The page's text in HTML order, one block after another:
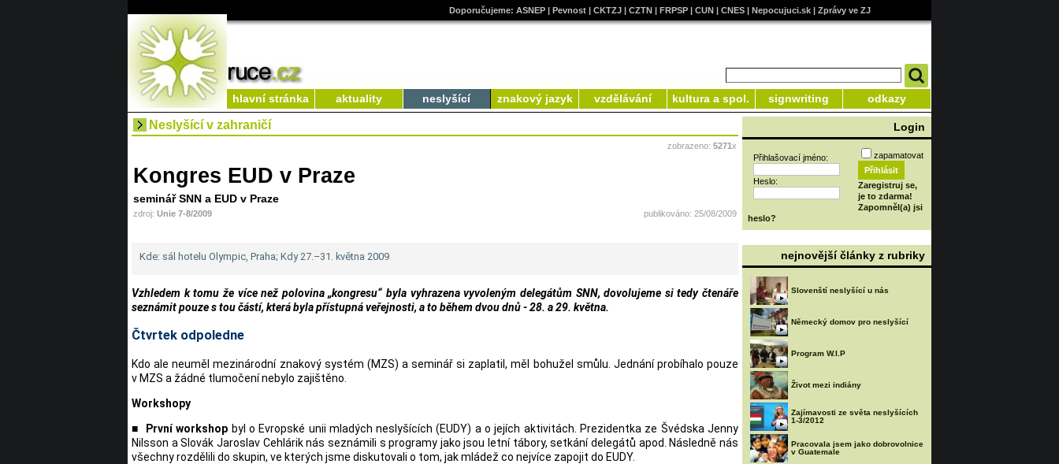
Doporučujeme: ASNEP| Pevnost| CKTZJ| CZTN| FRPSP| CUN| CNES| Nepocujuci.sk| Zprávy ve ZJ
hlavní stránka aktuality neslyšící znakový jazyk vzdělávání kultura a spol. signwriting odkazy
Neslyšící v zahraničí
zobrazeno: 5271x
Kongres EUD v Praze
seminář SNN a EUD v Praze
zdroj: Unie 7-8/2009 publikováno: 25/08/2009
Kde: sál hotelu Olympic, Praha; Kdy 27.–31. května 2009
Vzhledem k tomu že více než polovina „kongresu“ byla vyhrazena vyvoleným delegátům SNN, dovolujeme si tedy čtenáře
seznámit pouze s tou částí, která byla přístupná veřejnosti, a to během dvou dnů - 28. a 29. května.
Čtvrtek odpoledne
Kdo ale neuměl mezinárodní znakový systém (MZS) a seminář si zaplatil, měl bohužel smůlu. Jednání probíhalo pouze
v MZS a žádné tlumočení nebylo zajištěno.
Workshopy
■ První workshop byl o Evropské unii mladých neslyšících (EUDY) a o jejích aktivitách. Prezidentka ze Švédska Jenny
Nilsson a Slovák Jaroslav Cehlárik nás seznámili s programy jako jsou letní tábory, setkání delegátů apod. Následně nás
všechny rozdělili do skupin, ve kterých jsme diskutovali o tom, jak mládež co nejvíce zapojit do EUDY.
Login
Přihlašovací jméno:
Heslo:
zapamatovat
Zaregistruj se,
je to zdarma!
Zapomněl(a) jsi
heslo?
nejnovější články z rubriky
Slovenští neslyšící u nás
Německý domov pro neslyšící
Program W.I.P
Život mezi indiány
Zajímavosti ze světa neslyšících
1-3/2012
Pracovala jsem jako dobrovolnice
v Guatemale